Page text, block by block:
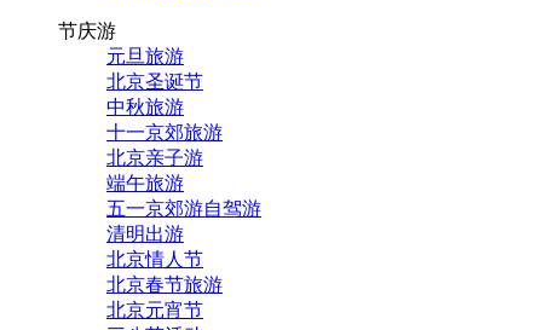
节庆游
元旦旅游
北京圣诞节
中秋旅游
十一京郊旅游
北京亲子游
端午旅游
五一京郊游自驾游
清明出游
北京情人节
北京春节旅游
北京元宵节